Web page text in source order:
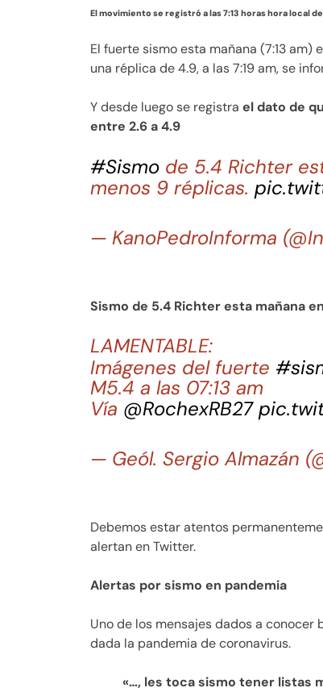
El movimiento se registró a las 7:13 horas hora local
El fuerte sismo esta mañana (7:13
una réplica de 4.9, a las 7:19 am, se
Y desde luego se registra el dato de
entre 2.6 a 4.9
#Sismo de 5.4 Richter
menos 9 réplicas.
— KanoPedroInforma
Sismo de 5.4 Richter esta mañana en
LAMENTABLE:
Imágenes del fuerte
M5.4 a las 07:13 am
Vía @RochexRB27
— Geól. Sergio Almazán
Debemos estar atentos
alertan en Twitter.
Alertas por sismo en pandemia
Uno de los mensajes dados a
dada la pandemia de coronavirus.
«…, les toca sismo tener listas